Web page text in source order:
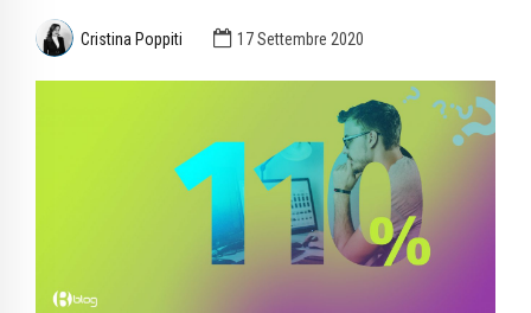
Cristina Poppiti 17 Settembre 2020